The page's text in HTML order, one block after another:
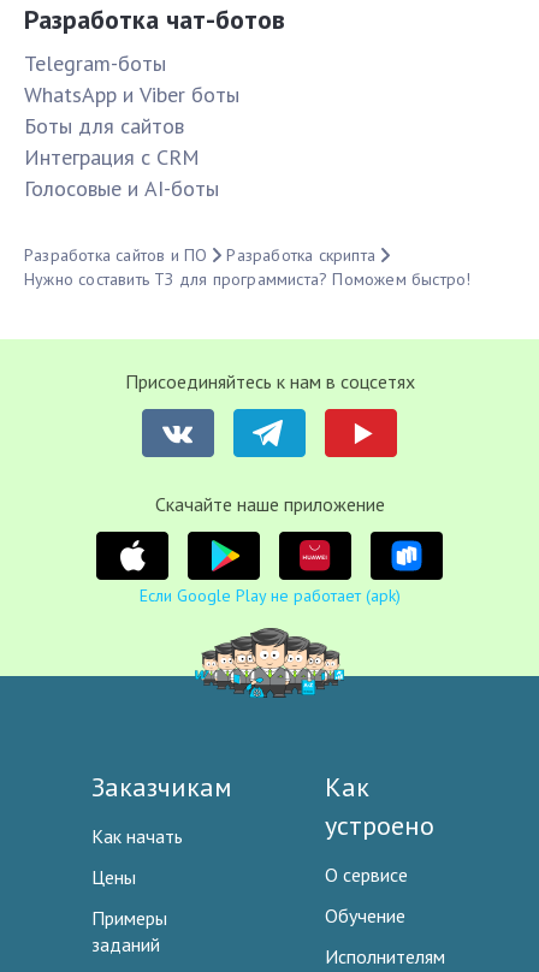
Разработка чат-ботов
Telegram-боты
WhatsApp и Viber боты
Боты для сайтов
Интеграция с CRM
Голосовые и AI-боты
Разработка сайтов и ПО
Разработка скрипта
Нужно составить ТЗ для программиста? Поможем быстро!
Присоединяйтесь к нам в соцсетях
Cкачайте наше приложение
Если Google Play не работает (apk)
Заказчикам
Как начать
Цены
Примеры
заданий
Как
устроено
О сервисе
Обучение
Исполнителям